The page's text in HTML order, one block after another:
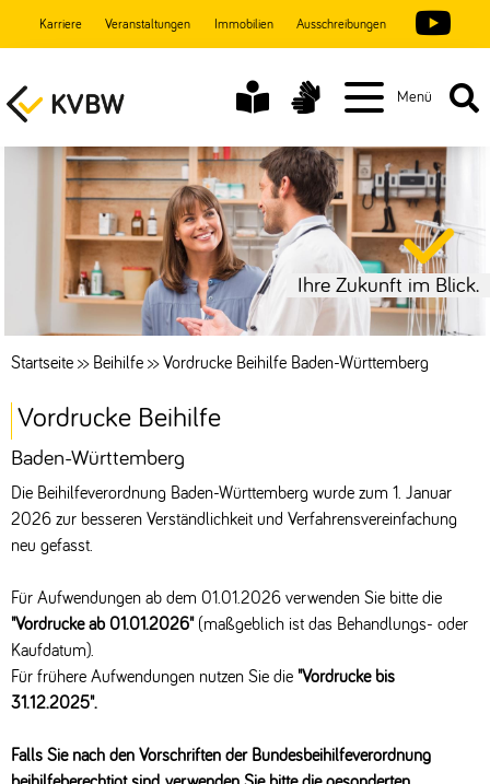
Karriere Veranstaltungen Immobilien Ausschreibungen
Menü
Ihre Zukunft im Blick.
Startseite >> Beihilfe >>Vordrucke Beihilfe Baden-Württemberg
Vordrucke Beihilfe
Baden-Württemberg
Die Beihilfeverordnung Baden-Württemberg wurde zum 1. Januar
2026 zur besseren Verständlichkeit und Verfahrensvereinfachung
neu gefasst.
Für Aufwendungen ab dem 01.01.2026 verwenden Sie bitte die
"Vordrucke ab 01.01.2026" (maßgeblich ist das Behandlungs- oder
Kaufdatum).
Für frühere Aufwendungen nutzen Sie die "Vordrucke bis
31.12.2025".
Falls Sie nach den Vorschriften der Bundesbeihilfeverordnung